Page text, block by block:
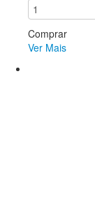
Comprar
Ver Mais